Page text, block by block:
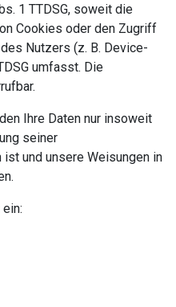
1 TTDSG, soweit die
Cookies oder den Zugriff
Nutzers (z. B. Device-
umfasst. Die
Ihre Daten nur insoweit
seiner
und unsere Weisungen in